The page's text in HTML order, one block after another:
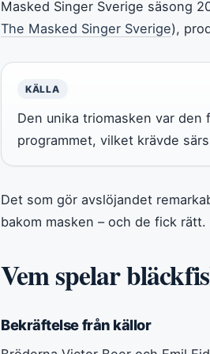
Masked Singer Sverige säsong
The Masked Singer Sverige),
KÄLLA
Den unika triomasken var
programmet, vilket krävde
Det som gör avslöjandet
bakom masken – och de fick rätt.
Vem spelar
Bekräftelse från källor